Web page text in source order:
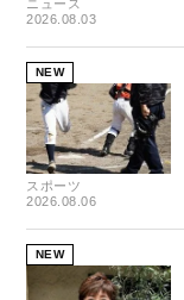
ニュース
2026.08.03
NEW
スポーツ
2026.08.06
NEW